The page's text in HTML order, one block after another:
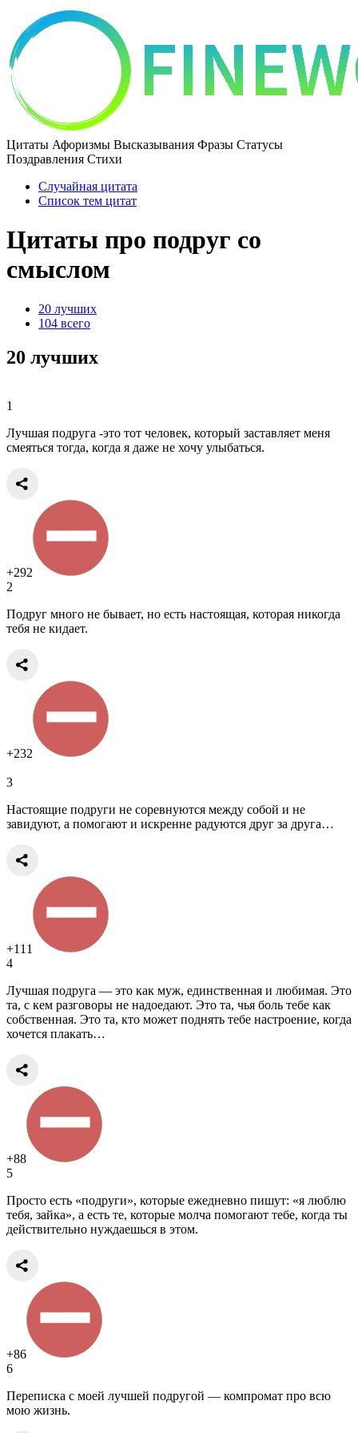
Цитаты Афоризмы Высказывания Фразы Статусы
Поздравления Стихи
Случайная цитата
Список тем цитат
Цитаты про подруг со
смыслом
20 лучших
104 всего
20 лучших
1
Лучшая подруга -это тот человек, который заставляет меня
смеяться тогда, когда я даже не хочу улыбаться.
+292
2
Подруг много не бывает, но есть настоящая, которая никогда
тебя не кидает.
+232
3
Настоящие подруги не соревнуются между собой и не
завидуют, а помогают и искренне радуются друг за друга…
+111
4
Лучшая подруга — это как муж, единственная и любимая. Это
та, с кем разговоры не надоедают. Это та, чья боль тебе как
собственная. Это та, кто может поднять тебе настроение, когда
хочется плакать…
+88
5
Просто есть «подруги», которые ежедневно пишут: «я люблю
тебя, зайка», а есть те, которые молча помогают тебе, когда ты
действительно нуждаешься в этом.
+86
6
Переписка с моей лучшей подругой — компромат про всю
мою жизнь.